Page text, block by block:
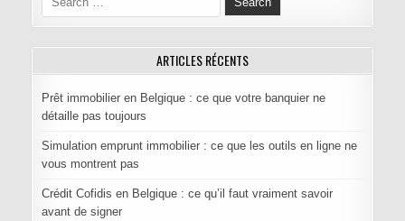
ARTICLES RÉCENTS
Prêt immobilier en Belgique : ce que votre banquier ne
détaille pas toujours
Simulation emprunt immobilier : ce que les outils en ligne ne
vous montrent pas
Crédit Cofidis en Belgique : ce qu’il faut vraiment savoir
avant de signer